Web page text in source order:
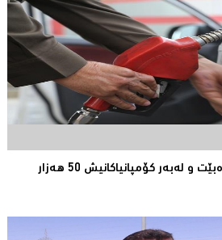
سووتەمەنى تادێت گرانتر دەبێت و لەبەر كۆمپانیاكانیش 50 هەزار